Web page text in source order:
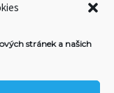
stránek a našich